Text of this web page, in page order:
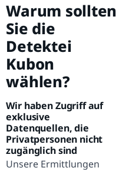
Warum sollten
Sie die
Detektei
Kubon
wählen?
Wir haben Zugriff auf
exklusive
Datenquellen, die
Privatpersonen nicht
zugänglich sind
Unsere Ermittlungen